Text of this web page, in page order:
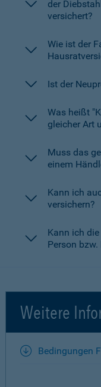
der
versichert?
Wie ist der
Ist der
Was heißt
gleicher Art
Muss das
einem
Kann ich
versichern?
Kann ich
Person
Weitere
Bedingungen